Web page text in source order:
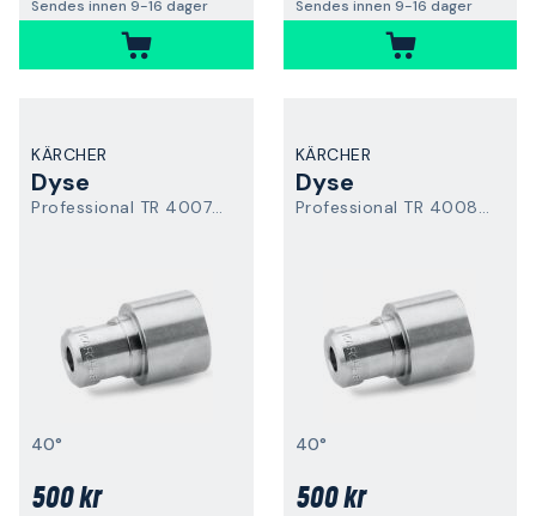
Sendes innen 9-16 dager Sendes innen 9-16 dager
KÄRCHER
Dyse
Professional TR 40075 Easy Force
40°
500 kr
KÄRCHER
Dyse
Professional TR 40080 Easy Force
40°
500 kr